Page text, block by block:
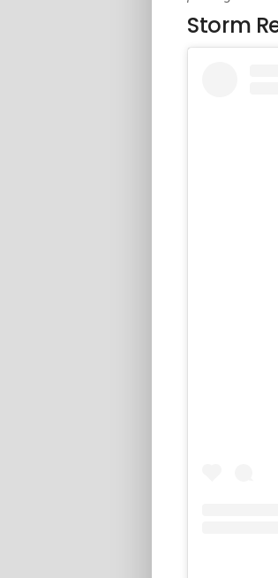
Storm